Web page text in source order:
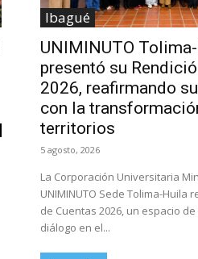
Ibagué
UNIMINUTO
presentó su
2026, reafirmando
con la
territorios
5 agosto, 2026
La Corporación Universitaria
UNIMINUTO Sede Tolima-Huila
de Cuentas 2026, un espacio
diálogo en el...